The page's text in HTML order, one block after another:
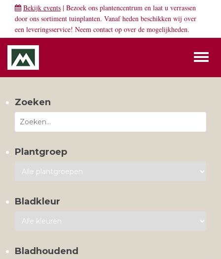
Bekijk events | Bezoek ons plantencentrum en laat u verrassen
door ons sortiment tuinplanten. Vanaf heden beschikken wij over
een leveringsservice! Neem contact op over de mogelijkheden.
Zoeken
Plantgroep
Bladkleur
Bladhoudend